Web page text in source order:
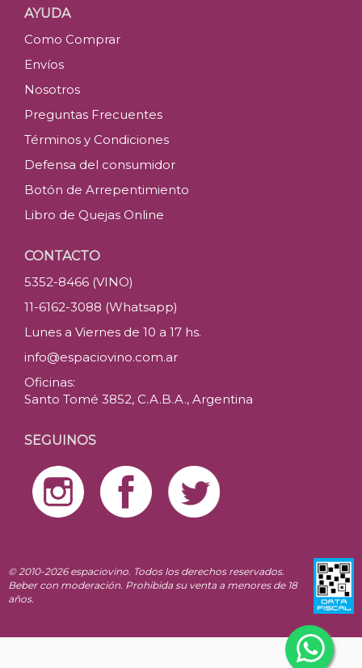
AYUDA
Como Comprar
Envíos
Nosotros
Preguntas Frecuentes
Términos y Condiciones
Defensa del consumidor
Botón de Arrepentimiento
Libro de Quejas Online
CONTACTO
5352-8466 (VINO)
11-6162-3088 (Whatsapp)
Lunes a Viernes de 10 a 17 hs.
info@espaciovino.com.ar
Oficinas:
Santo Tomé 3852, C.A.B.A., Argentina
SEGUINOS
© 2010-2026 espaciovino. Todos los derechos reservados.
Beber con moderación. Prohibida su venta a menores de 18
años.